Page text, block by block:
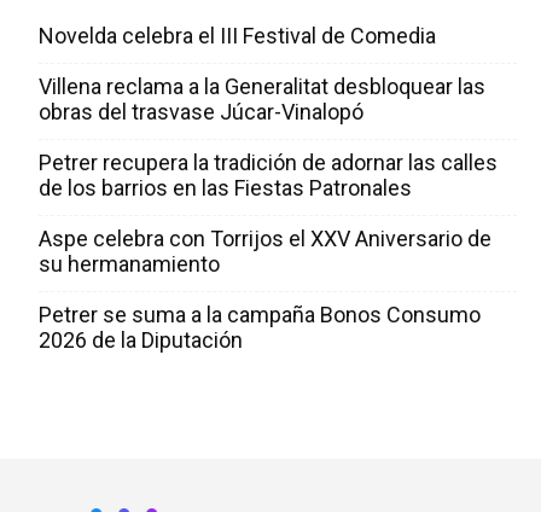
Novelda celebra el III Festival de Comedia
Villena reclama a la Generalitat desbloquear las
obras del trasvase Júcar-Vinalopó
Petrer recupera la tradición de adornar las calles
de los barrios en las Fiestas Patronales
Aspe celebra con Torrijos el XXV Aniversario de
su hermanamiento
Petrer se suma a la campaña Bonos Consumo
2026 de la Diputación